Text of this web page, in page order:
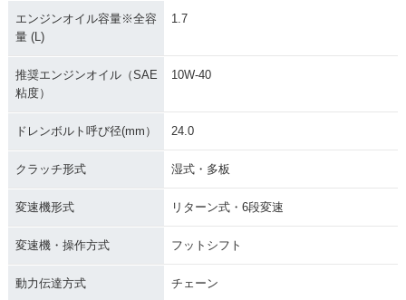
エンジンオイル容量※全容
量 (L)
1.7
推奨エンジンオイル（SAE
粘度）
10W-40
ドレンボルト呼び径(mm） 24.0
クラッチ形式 湿式・多板
変速機形式 リターン式・6段変速
変速機・操作方式 フットシフト
動力伝達方式 チェーン